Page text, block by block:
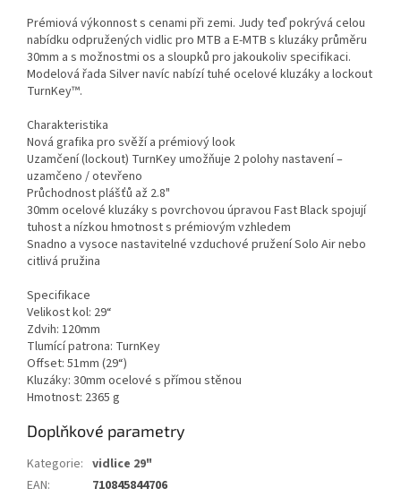
Prémiová výkonnost s cenami při zemi. Judy teď pokrývá celou
nabídku odpružených vidlic pro MTB a E-MTB s kluzáky průměru
30mm a s možnostmi os a sloupků pro jakoukoliv specifikaci.
Modelová řada Silver navíc nabízí tuhé ocelové kluzáky a lockout
TurnKey™.
Charakteristika
Nová grafika pro svěží a prémiový look
Uzamčení (lockout) TurnKey umožňuje 2 polohy nastavení –
uzamčeno / otevřeno
Průchodnost plášťů až 2.8"
30mm ocelové kluzáky s povrchovou úpravou Fast Black spojují
tuhost a nízkou hmotnost s prémiovým vzhledem
Snadno a vysoce nastavitelné vzduchové pružení Solo Air nebo
citlivá pružina
Specifikace
Velikost kol: 29“
Zdvih: 120mm
Tlumící patrona: TurnKey
Offset: 51mm (29“)
Kluzáky: 30mm ocelové s přímou stěnou
Hmotnost: 2365 g
Doplňkové parametry
Kategorie: vidlice 29"
EAN:
710845844706